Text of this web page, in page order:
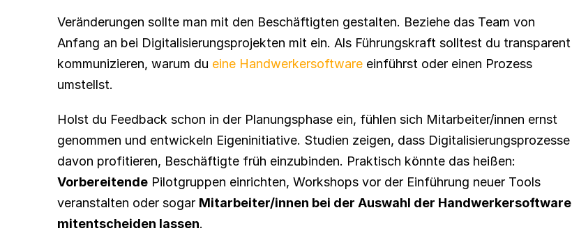
Veränderungen sollte man mit den Beschäftigten gestalten. Beziehe das Team von
Anfang an bei Digitalisierungsprojekten mit ein. Als Führungskraft solltest du transparent
kommunizieren, warum du eine Handwerkersoftware einführst oder einen Prozess
umstellst.
Holst du Feedback schon in der Planungsphase ein, fühlen sich Mitarbeiter/innen ernst
genommen und entwickeln Eigeninitiative. Studien zeigen, dass Digitalisierungsprozesse
Vorbereitende Pilotgruppen einrichten, Workshops vor der Einführung neuer Tools
veranstalten oder sogar Mitarbeiter/innen bei der Auswahl der Handwerkersoftware
mitentscheiden lassen.